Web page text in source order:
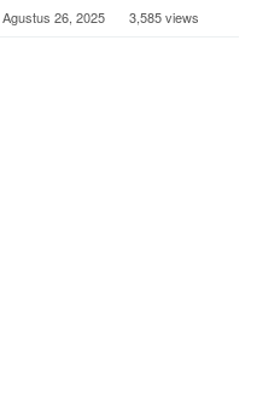
Agustus 26, 2025 3,585 views